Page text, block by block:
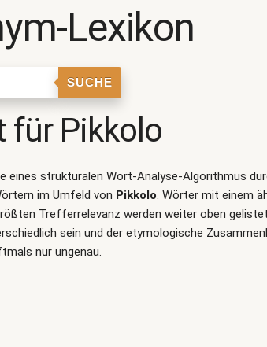
Lexikon
SUCHE
für Pikkolo
eines strukturalen Wort-Analyse-Algorithmus
im Umfeld von Pikkolo. Wörter mit einem
Trefferrelevanz werden weiter oben
sein und der etymologische
nur ungenau.